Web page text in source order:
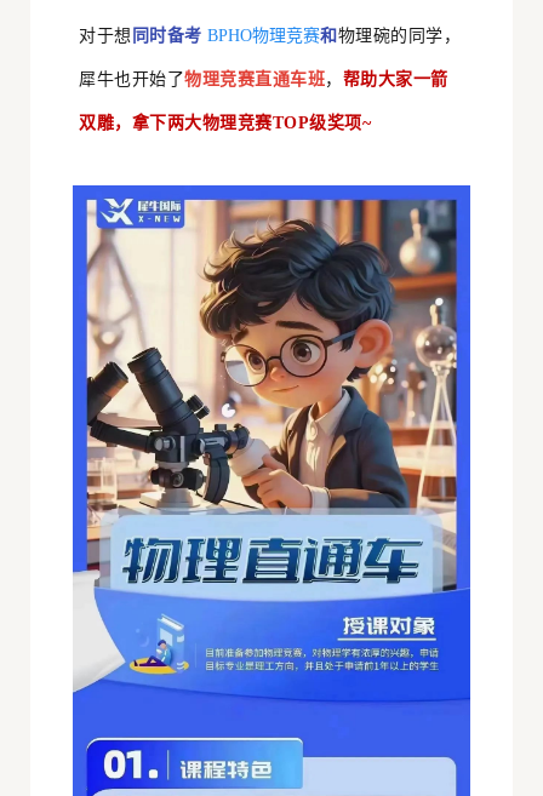
对于想 同时备考 BPHO物理竞赛和物理碗的同学，
犀牛也开始了物理竞赛直通车班， 帮助大家一箭
双雕，拿下两大物理竞赛TOP级奖项~